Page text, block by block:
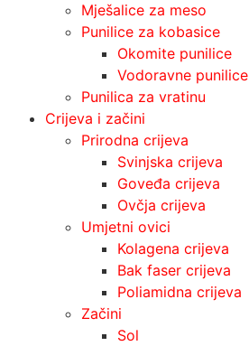
Mješalice za meso
Punilice za kobasice
Okomite punilice
Vodoravne punilice
Punilica za vratinu
Crijeva i začini
Prirodna crijeva
Svinjska crijeva
Goveđa crijeva
Ovčja crijeva
Umjetni ovici
Kolagena crijeva
Bak faser crijeva
Poliamidna crijeva
Začini
Sol